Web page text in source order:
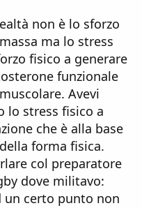
non è lo sforzo
ma lo stress
fisico a generare
funzionale
Avevi
lo stress fisico a
che è alla base
forma fisica.
col preparatore
dove militavo:
un certo punto non